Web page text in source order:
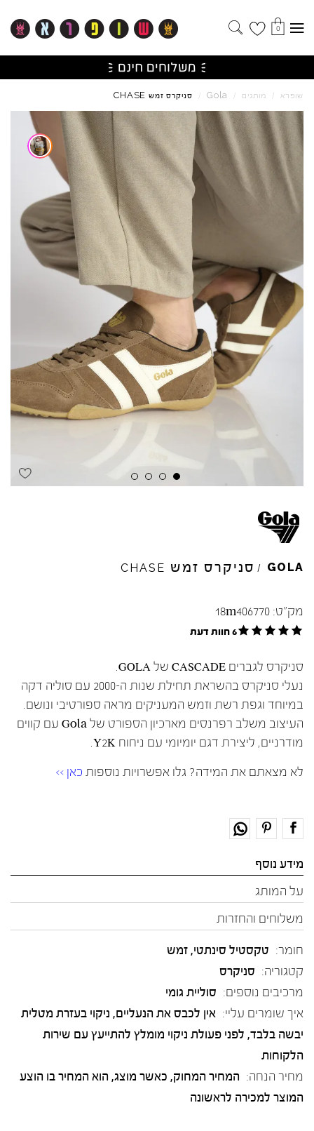
0
שופרא / מותגים /
Gola
/ סניקרס זמש CHASE
Skip to product reviews
GOLA
/ סניקרס זמש CHASE
מק"ט: 18m406770
6 חוות דעת
סניקרס לגברים CASCADE של GOLA.
נעלי סניקרס בהשראת תחילת שנות ה-2000 עם סוליה דקה
במיוחד וגפת רשת וזמש המעניקים מראה ספורטיבי ונושם.
העיצוב משלב רפרנסים מארכיון הספורט של Gola עם קווים
מודרניים, ליצירת דגם יומיומי עם ניחוח Y2K.
לא מצאתם את המידה? גלו אפשרויות נוספות כאן >>
מידע נוסף
על המותג
משלוחים והחזרות
חומר: טקסטיל סינתטי, זמש
קטגוריה: סניקרס
מרכיבים נוספים: סוליית גומי
איך שומרים עליי: אין לכבס את הנעליים, ניקוי בעזרת מטלית
יבשה בלבד, לפני פעולת ניקוי מומלץ להתייעץ עם שירות
הלקוחות
מחיר הנחה: המחיר המחוק, כאשר מוצג, הוא המחיר בו הוצע
המוצר למכירה לראשונה